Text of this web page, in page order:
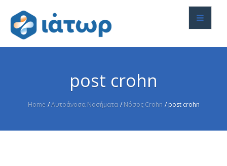
post crohn
Home /Αυτοάνοσα Νοσήματα / Νόσος Crohn / post crohn